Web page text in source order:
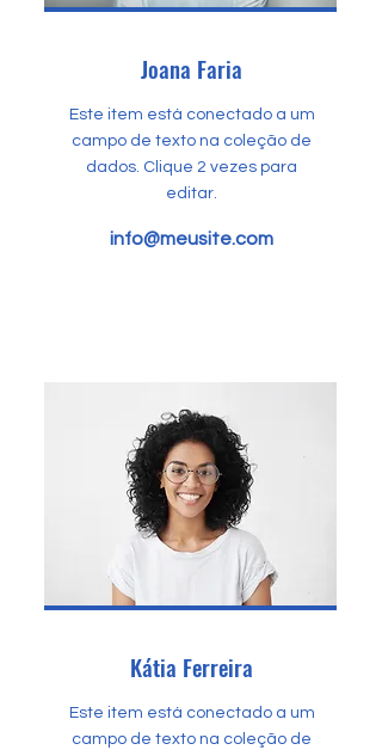
Joana Faria
Este item está conectado a um
campo de texto na coleção de
dados. Clique 2 vezes para
editar.
info@meusite.com
Kátia Ferreira
Este item está conectado a um
campo de texto na coleção de